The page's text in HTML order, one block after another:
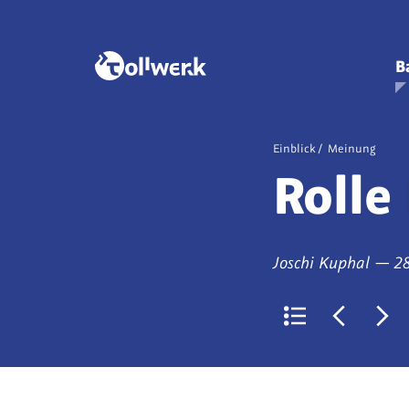
Veröffentlicht
Einblick Meinung
von
Joschi Kuphal—
ZurückJüngerer